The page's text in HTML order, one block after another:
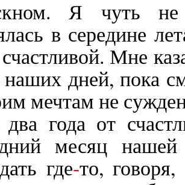
Я чуть не
в середине
Мне
дней, пока
мечтам не
два года от
месяц
где-то,